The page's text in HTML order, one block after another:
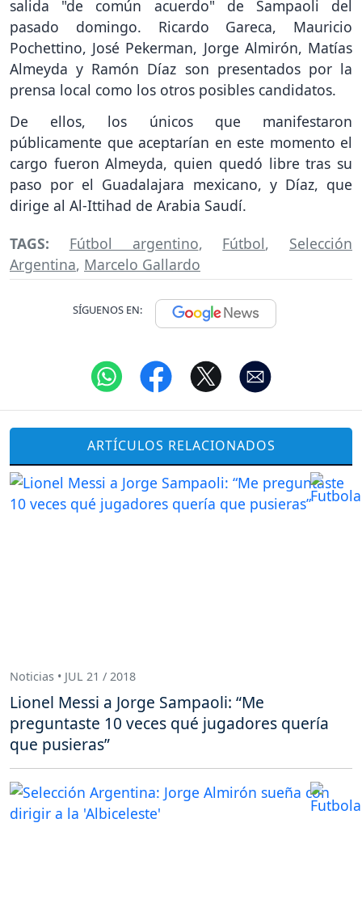
salida "de común acuerdo" de Sampaoli del
pasado domingo. Ricardo Gareca, Mauricio
Pochettino, José Pekerman, Jorge Almirón, Matías
Almeyda y Ramón Díaz son presentados por la
prensa local como los otros posibles candidatos.
De ellos, los únicos que manifestaron
públicamente que aceptarían en este momento el
cargo fueron Almeyda, quien quedó libre tras su
paso por el Guadalajara mexicano, y Díaz, que
dirige al Al-Ittihad de Arabia Saudí.
TAGS: Fútbol argentino, Fútbol, Selección
Argentina, Marcelo Gallardo
SÍGUENOS EN:
ARTÍCULOS RELACIONADOS
Noticias • JUL 21 / 2018
Lionel Messi a Jorge Sampaoli: “Me
preguntaste 10 veces qué jugadores quería
que pusieras”